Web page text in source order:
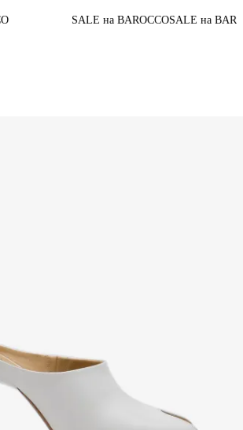
SALE на BAROCCOSALE на BAROCCOДо конца